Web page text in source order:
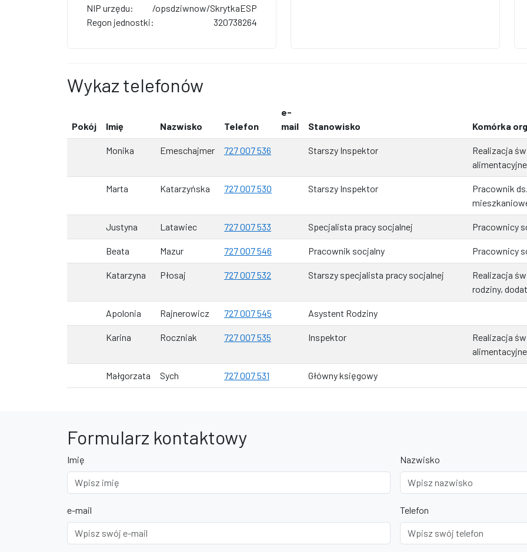
NIP urzędu:
/opsdziwnow/SkrytkaESP
Regon jednostki:
320738264
Wykaz telefonów
Pokój Imię Nazwisko Telefon
e-
mail
Stanowisko Komórka
Monika Emeschajmer 727 007 536 Starszy Inspektor
Realizacja
Marta Katarzyńska 727 007 530 Starszy Inspektor
Pracownik
Justyna Latawiec 727 007 533 Specjalista pracy socjalnej Pracownicy
Beata Mazur 727 007 546 Pracownik socjalny Pracownicy
Katarzyna Płosaj 727 007 532 Starszy specjalista pracy socjalnej
Realizacja
rodziny,
Apolonia Rajnerowicz 727 007 545 Asystent Rodziny
Karina Roczniak 727 007 535 Inspektor
Realizacja
Małgorzata Sych 727 007 531 Główny księgowy
Formularz kontaktowy
Imię Nazwisko
e-mail Telefon